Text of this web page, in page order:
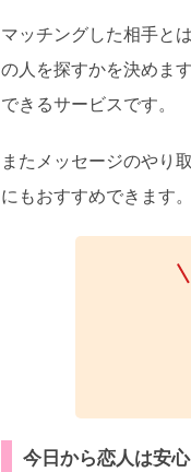
マッチングした相手と
の人を探すかを決めま
できるサービスです。
またメッセージのやり
にもおすすめできます。
今日から恋人は安